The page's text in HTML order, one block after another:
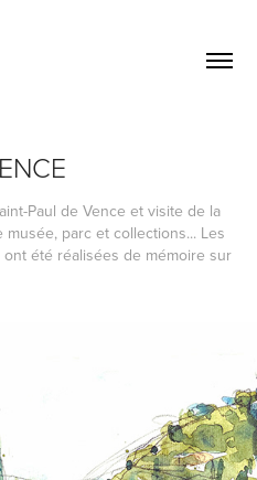
Paul de Vence et visite de la
parc et collections... Les
été réalisées de mémoire sur